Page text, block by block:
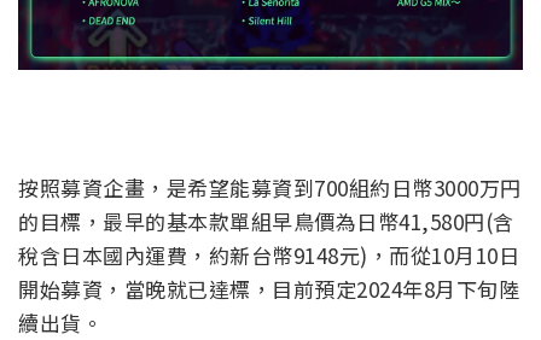
按照募資企畫，是希望能募資到700組約日幣3000万円
的目標，最早的基本款單組早鳥價為日幣41,580円(含
稅含日本國內運費，約新台幣9148元)，而從10月10日
開始募資，當晚就已達標，目前預定2024年8月下旬陸
續出貨。